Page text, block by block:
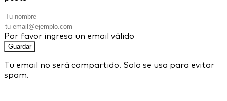
Por favor ingresa un email válido
Guardar
Tu email no será compartido. Solo se usa para evitar
spam.